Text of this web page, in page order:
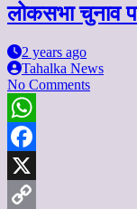
लोकसभा चुनाव
2 years ago
Tahalka News
No Comments
WhatsApp
Facebook
X